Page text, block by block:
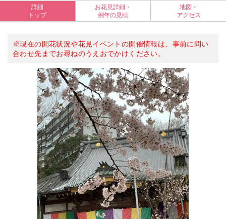
詳細
トップ
お花見詳細・
例年の見頃
地図・
アクセス
※現在の開花状況や花見イベントの開催情報は、事前に問い
合わせ先までお尋ねのうえおでかけください。